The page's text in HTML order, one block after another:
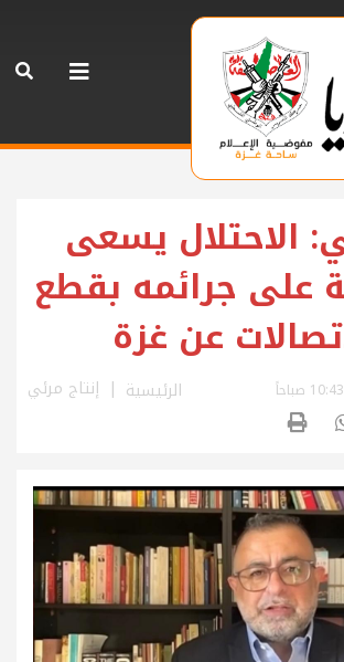
الاحتلال يسعى
على جرائمه بقطع
عن غزة
الرئيسية إنتاج مرئي